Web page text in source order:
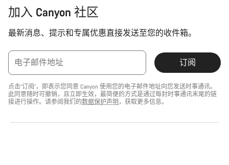
加入 Canyon 社区
最新消息、提示和专属优惠直接发送至您的收件箱。
电子邮件地址 订阅
点击“订阅”，即表示您同意 Canyon 使用您的电子邮件地址向您发送时事通讯。
此同意随时可撤销，且立即生效，最简便的方式是通过每封时事通讯末尾的链
接进行操作。请参阅我们的数据保护声明 ，获取更多信息。